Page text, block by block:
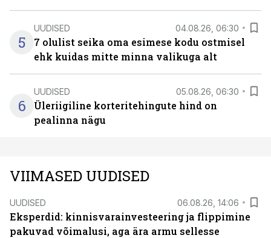
5
UUDISED 04.08.26, 06:30
7 olulist seika oma esimese kodu ostmisel
ehk kuidas mitte minna valikuga alt
6
UUDISED 05.08.26, 06:30
Üleriigiline korteritehingute hind on
pealinna nägu
VIIMASED UUDISED
UUDISED 06.08.26, 14:06
Eksperdid: kinnisvarainvesteering ja flippimine
pakuvad võimalusi, aga ära armu sellesse